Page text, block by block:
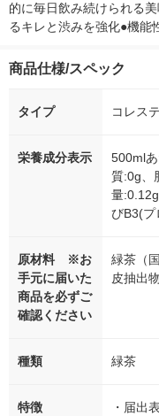
的に毎日飲み続けられる
るキレと渋みを強化●機能
商品仕様/スペック
タイプ コレス
栄養成分表示
500ml
質:0g、
量
びB3(プ
原材料 ※お
手元に届いた
商品を必ずご
確認ください
緑茶（
皮抽出
種類 緑茶
特徴
・届出